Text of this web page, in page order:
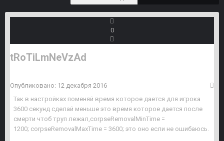
0
tRoTiLmNeVzAd
Опубликовано: 12 декабря 2016
Так в настройках поменяй время которое дается для игрока
3600 секунд сделай меньше это время которое дается после
смерти чтоб труп лежал,corpseRemovalMinTime =
1200; corpseRemovalMaxTime = 3600; это оно если не ошибаюсь.